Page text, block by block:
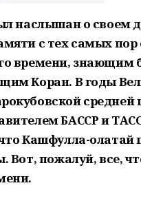
наслышан о своем
с тех самых
времени, знающим
Коран. В годы
БАССР и
Кашфулла-
пожалуй, все,